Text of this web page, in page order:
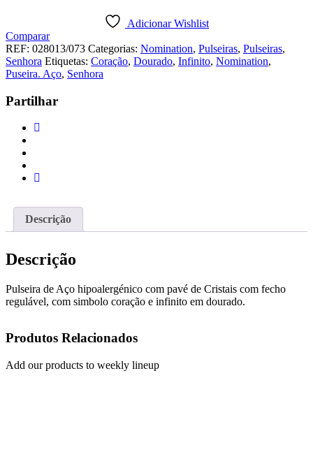
Milleluci
Coração
Infinito
Dourado
Adicionar Wishlist
Comparar
REF: 028013/073 Categorias: Nomination, Pulseiras, Pulseiras,
Senhora Etiquetas: Coração, Dourado, Infinito, Nomination,
Puseira. Aço, Senhora
Partilhar
Descrição
Descrição
Pulseira de Aço hipoalergénico com pavé de Cristais com fecho
regulável, com simbolo coração e infinito em dourado.
Produtos Relacionados
Add our products to weekly lineup